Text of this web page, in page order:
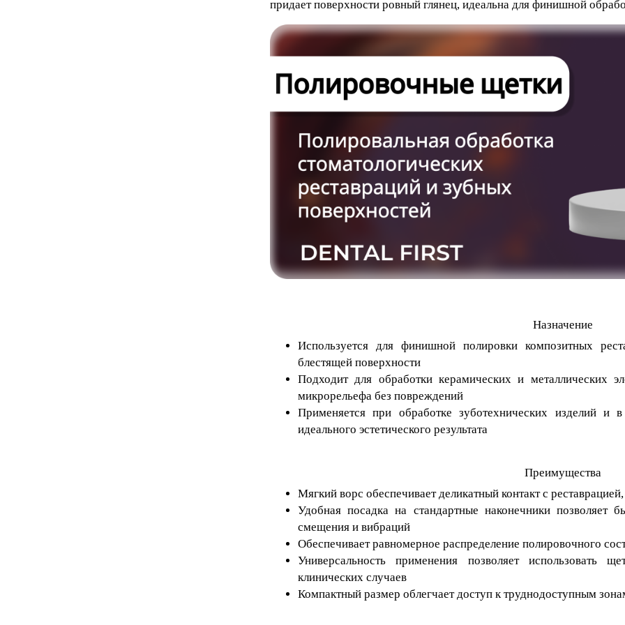
придает поверхности ровный глянец, идеальна для финишной
Назначение
Используется для финишной полировки композитных
блестящей поверхности
Подходит для обработки керамических и металлических
микрорельефа без повреждений
Применяется при обработке зуботехнических изделий и
идеального эстетического результата
Преимущества
Мягкий ворс обеспечивает деликатный контакт с
Удобная посадка на стандартные наконечники позволяет
смещения и вибраций
Обеспечивает равномерное распределение полировочного
Универсальность применения позволяет использовать
клинических случаев
Компактный размер облегчает доступ к труднодоступным